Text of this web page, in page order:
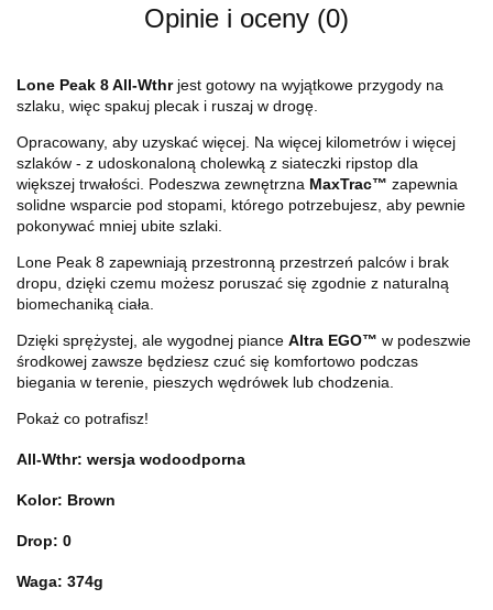
Opinie i oceny (0)
Lone Peak 8 All-Wthrjest gotowy na wyjątkowe przygody na
szlaku, więc spakuj plecak i ruszaj w drogę.
Opracowany, aby uzyskać więcej. Na więcej kilometrów i więcej
szlaków - z udoskonaloną cholewką z siateczki ripstop dla
większej trwałości. Podeszwa zewnętrzna MaxTrac™ zapewnia
solidne wsparcie pod stopami, którego potrzebujesz, aby pewnie
pokonywać mniej ubite szlaki.
Lone Peak 8 zapewniają przestronną przestrzeń palców i brak
dropu, dzięki czemu możesz poruszać się zgodnie z naturalną
biomechaniką ciała.
Dzięki sprężystej, ale wygodnej piance Altra EGO™ w podeszwie
środkowej zawsze będziesz czuć się komfortowo podczas
biegania w terenie, pieszych wędrówek lub chodzenia.
Pokaż co potrafisz!
All-Wthr: wersja wodoodporna
Kolor: Brown
Drop: 0
Waga: 374g